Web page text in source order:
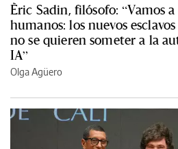
Èric Sadin, filósofo: “Vamos
humanos: los nuevos
no se quieren someter a la
IA”
Olga Agüero